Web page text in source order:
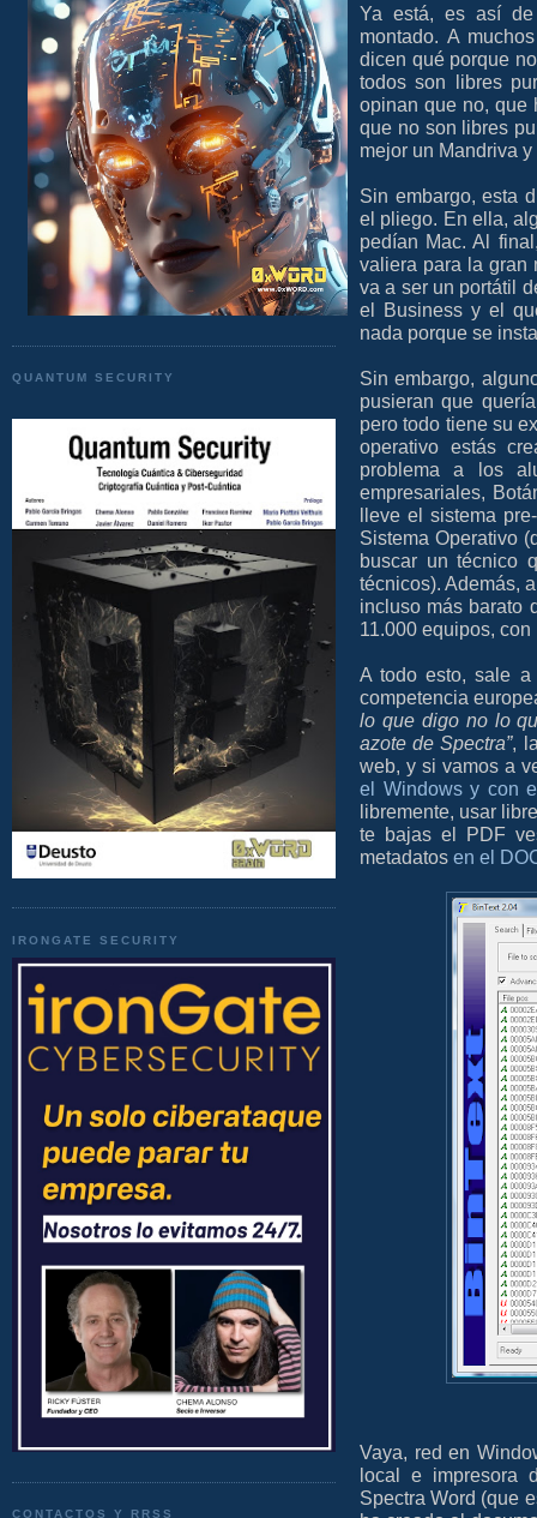
QUANTUM SECURITY
IRONGATE SECURITY
CONTACTOS Y RRSS
Ya está, es así
montado. A
dicen qué porque
todos son libres
opinan que no, que
que no son libres
mejor un Mandriva
Sin embargo, esta
el pliego. En ella,
pedían Mac. Al
valiera para la gran
va a ser un portátil
el Business y el
nada porque se
Sin embargo,
pusieran que
pero todo tiene su
operativo estás
problema a los
empresariales,
lleve el sistema
Sistema Operativo
buscar un técnico
técnicos). Además,
incluso más barato
11.000 equipos,
A todo esto, sale
competencia
lo que digo no lo
azote de Spectra”,
web, y si vamos a
el Windows y con
libremente, usar
te bajas el PDF
metadatos en el
Vaya, red en
local e impresora
Spectra Word (que